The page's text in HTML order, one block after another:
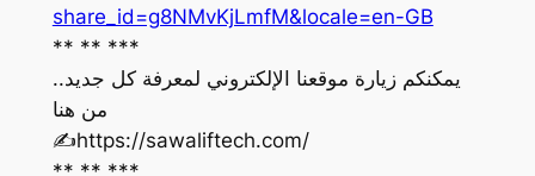
share_id=g8NMvKjLmfM&locale=en-GB
** ** ***
يمكنكم زيارة موقعنا الإلكتروني لمعرفة كل جديد..
من هنا
‏✍️https://sawaliftech.com/